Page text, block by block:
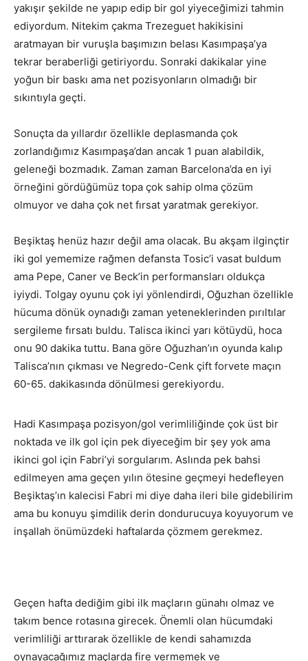
yakışır şekilde ne yapıp edip bir gol yiyeceğimizi tahmin
ediyordum. Nitekim çakma Trezeguet hakikisini
aratmayan bir vuruşla başımızın belası Kasımpaşa’ya
tekrar beraberliği getiriyordu. Sonraki dakikalar yine
yoğun bir baskı ama net pozisyonların olmadığı bir
sıkıntıyla geçti.
Sonuçta da yıllardır özellikle deplasmanda çok
zorlandığımız Kasımpaşa’dan ancak 1 puan alabildik,
geleneği bozmadık. Zaman zaman Barcelona’da en iyi
örneğini gördüğümüz topa çok sahip olma çözüm
olmuyor ve daha çok net fırsat yaratmak gerekiyor.
Beşiktaş henüz hazır değil ama olacak. Bu akşam ilginçtir
iki gol yememize rağmen defansta Tosic’i vasat buldum
ama Pepe, Caner ve Beck’in performansları oldukça
iyiydi. Tolgay oyunu çok iyi yönlendirdi, Oğuzhan özellikle
hücuma dönük oynadığı zaman yeteneklerinden pırıltılar
sergileme fırsatı buldu. Talisca ikinci yarı kötüydü, hoca
onu 90 dakika tuttu. Bana göre Oğuzhan’ın oyunda kalıp
Talisca’nın çıkması ve Negredo-Cenk çift forvete maçın
60-65. dakikasında dönülmesi gerekiyordu.
Hadi Kasımpaşa pozisyon/gol verimliliğinde çok üst bir
noktada ve ilk gol için pek diyeceğim bir şey yok ama
ikinci gol için Fabri’yi sorgularım. Aslında pek bahsi
edilmeyen ama geçen yılın ötesine geçmeyi hedefleyen
Beşiktaş’ın kalecisi Fabri mi diye daha ileri bile gidebilirim
ama bu konuyu şimdilik derin dondurucuya koyuyorum ve
inşallah önümüzdeki haftalarda çözmem gerekmez.
Geçen hafta dediğim gibi ilk maçların günahı olmaz ve
takım bence rotasına girecek. Önemli olan hücumdaki
verimliliği arttırarak özellikle de kendi sahamızda
oynayacağımız maçlarda fire vermemek ve